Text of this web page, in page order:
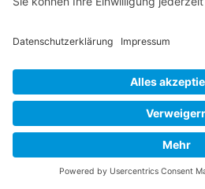
Web:www.acker-container.com
Gerne erstellen wir Ihnen ein
kostenloses und unverbindliches
Angebot.
Jetzt anfragen